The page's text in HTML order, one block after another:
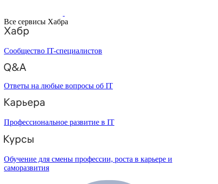
Все сервисы Хабра
Сообщество IT-специалистов
Ответы на любые вопросы об IT
Профессиональное развитие в IT
Обучение для смены профессии, роста в карьере и
саморазвития